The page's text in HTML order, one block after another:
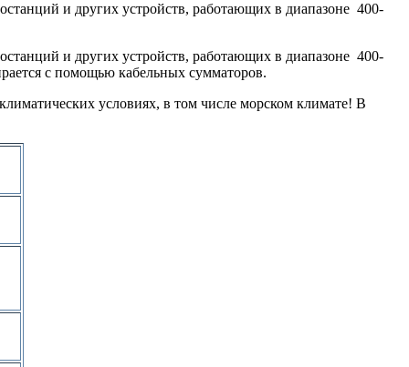
и других устройств, работающих в диапазоне 400-
и других устройств, работающих в диапазоне 400-
с помощью кабельных сумматоров.
условиях, в том числе морском климате! В